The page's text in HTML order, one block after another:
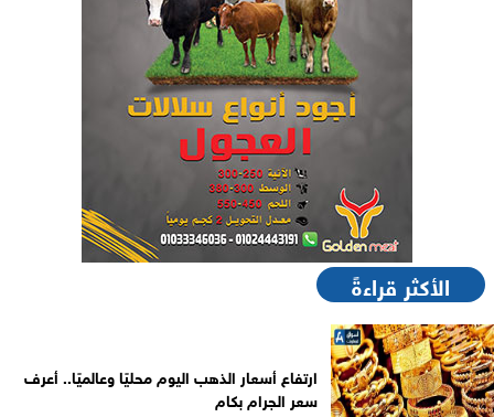
الأكثر قراءةً
ارتفاع أسعار الذهب اليوم محليًا وعالميًا.. أعرف
سعر الجرام بكام